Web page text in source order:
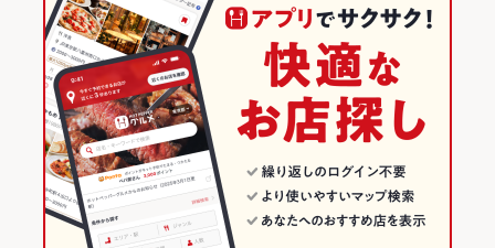
飲み放題 なし
食べ放題 なし
お子様連れ お子様連れ不可
ウェディン
グパーティ
ー二次会
－
－
すすきののグルメランキング
すすきのの中華ランキング
すすきのの飲茶・点心・餃子ランキング
すすきの駅のグルメランキング
すすきの駅の中華ランキング